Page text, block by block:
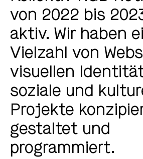
von 2022 bis
aktiv. Wir haben
Vielzahl von
visuellen
soziale und
Projekte
gestaltet und
programmiert.